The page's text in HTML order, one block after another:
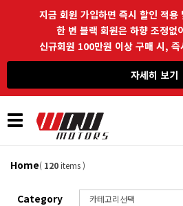
지금 회원 가입하면 즉시 할인 적용
한 번 블랙 회원은 하향 조정없
신규회원 100만원 이상 구매 시,
자세히 보기
Toggle
navigation
Home( 120items )
Category